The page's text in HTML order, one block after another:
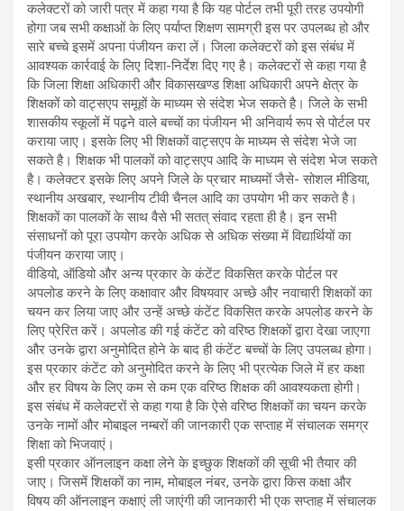
कलेक्टरों को जारी पत्र में कहा गया है कि यह पोर्टल तभी पूरी तरह उपयोगी
होगा जब सभी कक्षाओं के लिए पर्याप्त शिक्षण सामग्री इस पर उपलब्ध हो और
सारे बच्चे इसमें अपना पंजीयन करा लें। जिला कलेक्टरों को इस संबंध में
आवश्यक कार्रवाई के लिए दिशा-निर्देश दिए गए है। कलेक्टरों से कहा गया है
कि जिला शिक्षा अधिकारी और विकासखण्ड शिक्षा अधिकारी अपने क्षेत्र के
शिक्षकों को वाट्सएप समूहों के माध्यम से संदेश भेज सकते है। जिले के सभी
शासकीय स्कूलों में पढ़ने वाले बच्चों का पंजीयन भी अनिवार्य रूप से पोर्टल पर
कराया जाए। इसके लिए भी शिक्षकों वाट्सएप के माध्यम से संदेश भेजे जा
सकते है। शिक्षक भी पालकों को वाट्सएप आदि के माध्यम से संदेश भेज सकते
है। कलेक्टर इसके लिए अपने जिले के प्रचार माध्यमों जैसे- सोशल मीडिया,
स्थानीय अखबार, स्थानीय टीवी चैनल आदि का उपयोग भी कर सकते है।
शिक्षकों का पालकों के साथ वैसे भी सतत् संवाद रहता ही है। इन सभी
संसाधनों को पूरा उपयोग करके अधिक से अधिक संख्या में विद्यार्थियों का
पंजीयन कराया जाए।
वीडियो, ऑडियो और अन्य प्रकार के कंटेंट विकसित करके पोर्टल पर
अपलोड करने के लिए कक्षावार और विषयवार अच्छे और नवाचारी शिक्षकों का
चयन कर लिया जाए और उन्हें अच्छे कंटेंट विकसित करके अपलोड करने के
लिए प्रेरित करें। अपलोड की गई कंटेंट को वरिष्ठ शिक्षकों द्वारा देखा जाएगा
और उनके द्वारा अनुमोदित होने के बाद ही कंटेंट बच्चों के लिए उपलब्ध होगा।
इस प्रकार कंटेंट को अनुमोदित करने के लिए भी प्रत्येक जिले में हर कक्षा
और हर विषय के लिए कम से कम एक वरिष्ठ शिक्षक की आवश्यकता होगी।
इस संबंध में कलेक्टरों से कहा गया है कि ऐसे वरिष्ठ शिक्षकों का चयन करके
उनके नामों और मोबाइल नम्बरों की जानकारी एक सप्ताह में संचालक समग्र
शिक्षा को भिजवाएं।
इसी प्रकार ऑनलाइन कक्षा लेने के इच्छुक शिक्षकों की सूची भी तैयार की
जाए। जिसमें शिक्षकों का नाम, मोबाइल नंबर, उनके द्वारा किस कक्षा और
विषय की ऑनलाइन कक्षाएं ली जाएंगी की जानकारी भी एक सप्ताह में संचालक